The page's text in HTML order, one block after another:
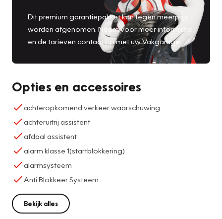
Dit premium garantiepakket kan tegen meerprijs
worden afgenomen. Neem voor meer informatie
en de tarieven contact op met uw Vakgarage.
Opties en accessoires
achteropkomend verkeer waarschuwing
achteruitrij assistent
afdaal assistent
alarm klasse 1(startblokkering)
alarmsysteem
Anti Blokkeer Systeem
Bekijk alles